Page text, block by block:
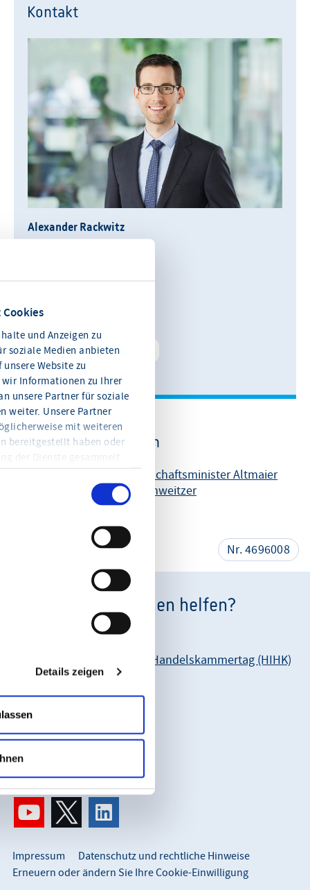
und Anzeigen zu
soziale Medien anbieten
Website zu
Informationen zu Ihrer
unsere Partner für soziale
weiter. Unsere Partner
mit weiteren
bereitgestellt haben oder
der Dienste gesammelt
Informationen und die
Details zeigen
Kontakt
Alexander Rackwitz
Kontakt speichern
Weitere Informationen
Aufruf von Bundeswirtschaftsminister Altmaier
und DIHK-Präsident Schweitzer
Nr. 4696008
Wie können wir Ihnen helfen?
Unsere Anschrift:
Hessischer Industrie- und Handelskammertag (HIHK)
Karl-Glässing-Straße 8
65183 Wiesbaden
0611 360 115-0
Impressum
Datenschutz und rechtliche Hinweise
Erneuern oder ändern Sie Ihre Cookie-Einwilligung